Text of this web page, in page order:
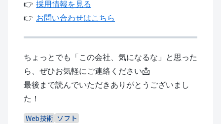
👉 採用情報を見る
👉 お問い合わせはこちら
ちょっとでも「この会社、気になるな」と思った
ら、ぜひお気軽にご連絡ください📩
最後まで読んでいただきありがとうございまし
た！
Web技術 ソフト